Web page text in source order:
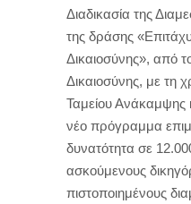
Διαδικασία της
της δράσης
Δικαιοσύνης», από
Δικαιοσύνης, με τη
Ταμείου Ανάκαμψης
νέο πρόγραμμα
δυνατότητα σε
ασκούμενους
πιστοποιημένους